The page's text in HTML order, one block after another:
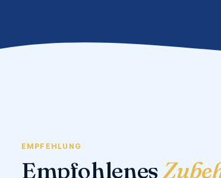
EMPFEHLUNG
Empfohlenes